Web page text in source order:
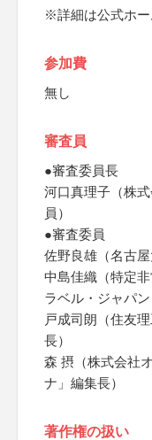
※詳細は公式ホ
参加費
無し
審査員
●審査委員長
河口真理子（株
員）
●審査委員
佐野良雄（名古
中島佳織（特定
ラベル・ジャパン
戸成司朗（住友
長）
森 摂（株式会社
ナ」編集長）
著作権の扱い